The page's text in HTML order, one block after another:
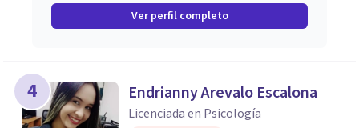
Ver perfil completo
4 Endrianny Arevalo Escalona
Licenciada en Psicología